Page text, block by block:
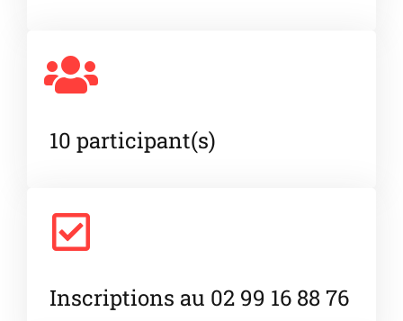
10 participant(s)
Inscriptions au 02 99 16 88 76